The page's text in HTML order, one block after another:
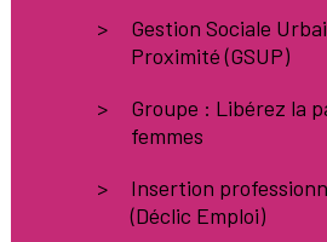
Gestion Sociale
Proximité (GSUP)
Groupe : Libérez la
femmes
Insertion
(Déclic Emploi)